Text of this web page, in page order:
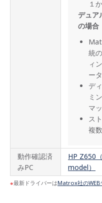
１
デュア
の場合
統
ィ
ー
デ
ミ
マ
ス
複
動作確認済
みPC
HP Z650
model）
最新ドライバーはMatrox社のWEB